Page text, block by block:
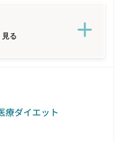
る
療ダイエット